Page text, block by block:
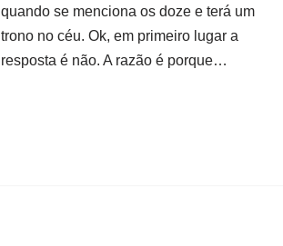
quando se menciona os doze e terá um
trono no céu. Ok, em primeiro lugar a
resposta é não. A razão é porque…